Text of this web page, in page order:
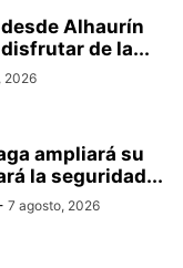
Alhaurín
de la...
2026
ampliará su
la seguridad...
7 agosto, 2026